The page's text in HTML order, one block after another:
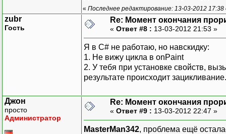
« Последнее редактирование: 13-03-2012
zubr
Гость
Re: Момент окончания
« Ответ #8 : 13-03-2012 21:53 »
Я в C# не работаю, но навскидку:
1. Не вижу цикла в onPaint
2. У тебя при установке свойств,
результате происходит зацикливание.
Джон
просто
Администратор
Re: Момент окончания
« Ответ #9 : 13-03-2012 22:47 »
MasterMan342, проблема ещё